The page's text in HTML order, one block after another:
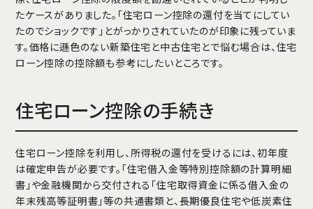
たケースがありました。「住宅ローン控除の還付を当てにしてい
たのでショックです」とがっかりされていたのが印象に残っていま
す。価格に遜色のない新築住宅と中古住宅とで悩む場合は、住宅
ローン控除の控除額も参考にしたいところです。
住宅ローン控除の手続き
住宅ローン控除を利用し、所得税の還付を受けるには、初年度
は確定申告が必要です。「住宅借入金等特別控除額の計算明細
書」や金融機関から交付される「住宅取得資金に係る借入金の
年末残高等証明書」等の共通書類と、長期優良住宅や低炭素住